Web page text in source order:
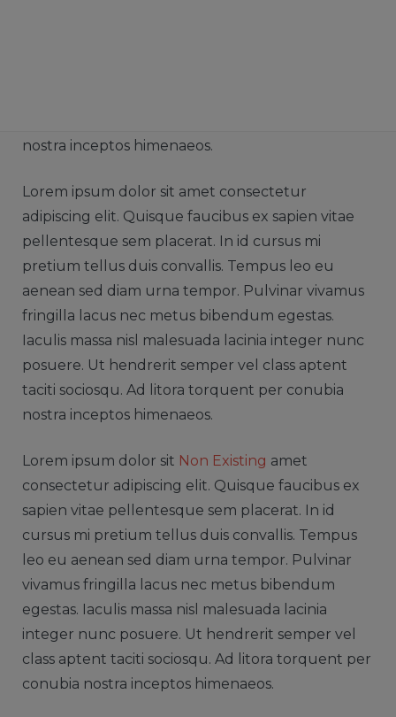
nostra inceptos himenaeos.
Lorem ipsum dolor sit amet consectetur
adipiscing elit. Quisque faucibus ex sapien vitae
pellentesque sem placerat. In id cursus mi
pretium tellus duis convallis. Tempus leo eu
aenean sed diam urna tempor. Pulvinar vivamus
fringilla lacus nec metus bibendum egestas.
Iaculis massa nisl malesuada lacinia integer nunc
posuere. Ut hendrerit semper vel class aptent
taciti sociosqu. Ad litora torquent per conubia
nostra inceptos himenaeos.
Lorem ipsum dolor sit Non Existing amet
consectetur adipiscing elit. Quisque faucibus ex
sapien vitae pellentesque sem placerat. In id
cursus mi pretium tellus duis convallis. Tempus
leo eu aenean sed diam urna tempor. Pulvinar
vivamus fringilla lacus nec metus bibendum
egestas. Iaculis massa nisl malesuada lacinia
integer nunc posuere. Ut hendrerit semper vel
class aptent taciti sociosqu. Ad litora torquent per
conubia nostra inceptos himenaeos.